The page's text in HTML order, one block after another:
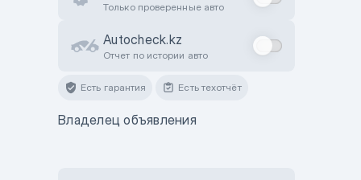
Только проверенные авто
Autocheck.kz
Отчет по истории авто
Есть гарантия Есть техотчёт
Владелец объявления